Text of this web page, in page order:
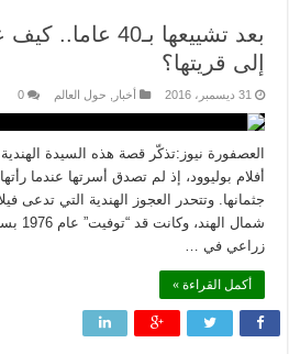
بعد تشييعها بـ40
إلى قريتها؟
31 ديسمبر، 2016 أخبار حول العالم 0
جثمانها. وتتحدر العجوز الهندية التي تدعى
شمال
زراعي في …
أكمل القراءة »